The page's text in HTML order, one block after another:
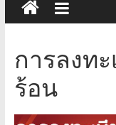
การลงท
ร้อน